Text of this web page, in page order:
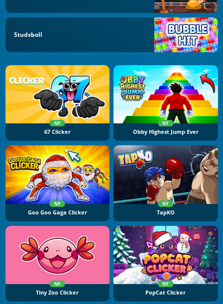
Studsboll
NY
67 Clicker
NY
Obby Highest Jump Ever
NY
Goo Goo Gaga Clicker
NY
TapKO
NY
Tiny Zoo Clicker
NY
PopCat Clicker